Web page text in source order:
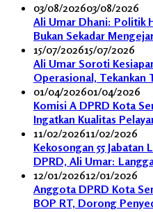
03/08/202603/08/2026
Ali Umar Dhani: Politik
Bukan Sekadar
15/07/202615/07/2026
Ali Umar Soroti
Operasional, Tekankan
01/04/202601/04/2026
Komisi A DPRD Kota
Ingatkan Kualitas
11/02/202611/02/2026
Kekosongan 55
DPRD, Ali Umar:
12/01/202612/01/2026
Anggota DPRD Kota
BOP RT, Dorong